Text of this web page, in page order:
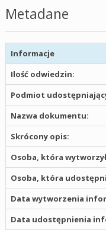
Metadane
Informacje
Ilość odwiedzin:
Podmiot
Nazwa dokumentu:
Skrócony opis:
Osoba, która
Osoba, która
Data wytworzenia
Data udostępnienia